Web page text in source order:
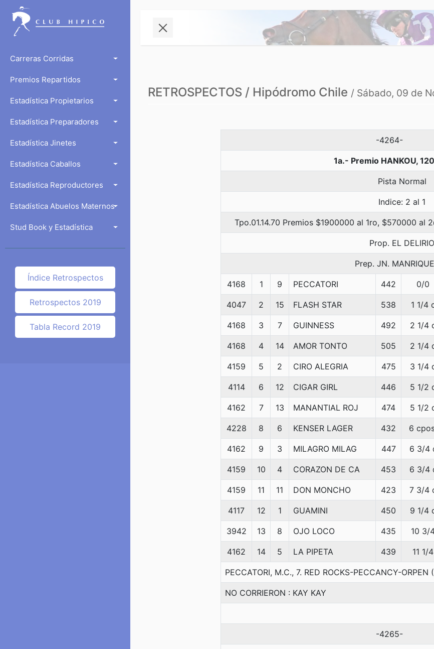
Carreras Corridas
Premios Repartidos
Estadística Propietarios
Estadística Preparadores
Estadística Jinetes
Estadística Caballos
Estadística Reproductores
Estadística Abuelos Maternos
Stud Book y Estadística
Índice Retrospectos
Retrospectos 2019
Tabla Record 2019
RETROSPECTOS / Hipódromo Chile / Sábado, 09 de
-4264-
1a.- Premio HANKOU,
Pista Normal
Indice: 2 al 1
Tpo.01.14.70 Premios $1900000 al 1ro, $570000
Prop. EL DELIRIO
Prep. JN.
4168 1 9 PECCATORI 442 0/0
4047 2 15 FLASH STAR 538 1 1/4
4168 3 7 GUINNESS 492 2 1/4
4168 4 14 AMOR TONTO 505 2 1/4
4159 5 2 CIRO ALEGRIA 475 3 1/4
4114 6 12 CIGAR GIRL 446 5 1/2
4162 7 13 MANANTIAL ROJ 474 5 1/2
4228 8 6 KENSER LAGER 432 6
4162 9 3 MILAGRO MILAG 447 6 3/4
4159 10 4 CORAZON DE CA 453 6 3/4
4159 11 11 DON MONCHO 423 7 3/4
4117 12 1 GUAMINI 450 9 1/4
3942 13 8 OJO LOCO 435 10 3/
4162 14 5 LA PIPETA 439 11 1/4
PECCATORI, M.C., 7. RED ROCKS-PECCANCY-ORPEN
NO CORRIERON : KAY KAY
-4265-